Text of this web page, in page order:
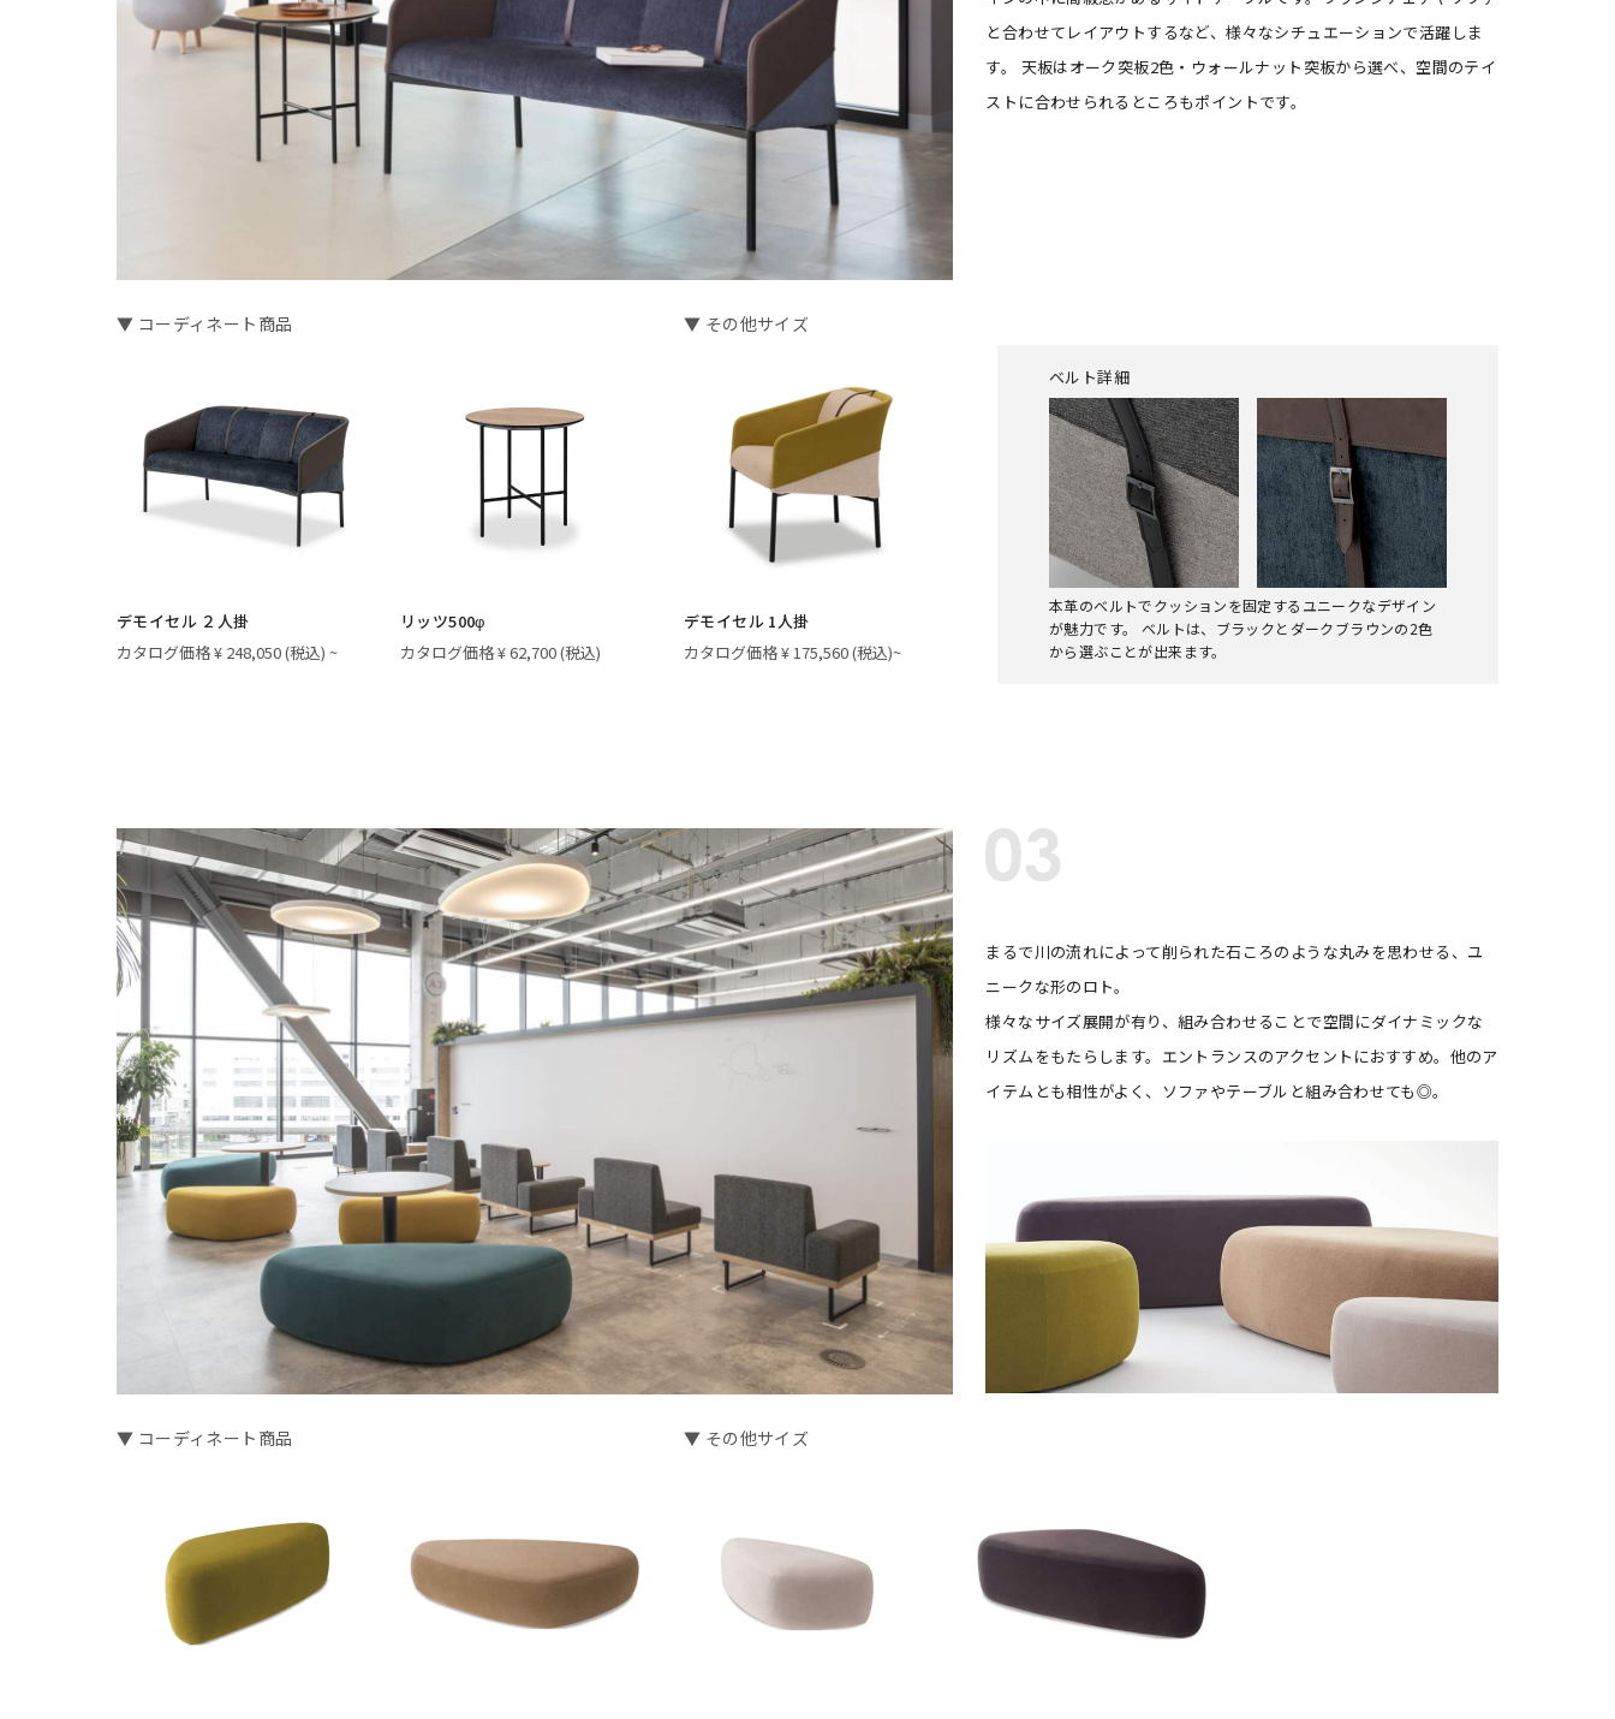
と合わせてレイアウトするなど、様々なシチュエーションで活躍しま
す。 天板はオーク突板2色・ウォールナット突板から選べ、空間のテイ
ストに合わせられるところもポイントです。
▼ コーディネート商品
デモイセル ２人掛
カタログ価格 ¥ 248,050 (税込) ~
リッツ500φ
カタログ価格 ¥ 62,700 (税込)
▼ その他サイズ
デモイセル 1人掛
カタログ価格 ¥ 175,560 (税込)~
ベルト詳細
本革のベルトでクッションを固定するユニークなデザイン
が魅力です。 ベルトは、ブラックとダークブラウンの2色
から選ぶことが出来ます。
まるで川の流れによって削られた石ころのような丸みを思わせる、ユ
ニークな形のロト。
様々なサイズ展開が有り、組み合わせることで空間にダイナミックな
リズムをもたらします。エントランスのアクセントにおすすめ。他のア
イテムとも相性がよく、ソファやテーブルと組み合わせても◎。
▼ コーディネート商品 ▼ その他サイズ